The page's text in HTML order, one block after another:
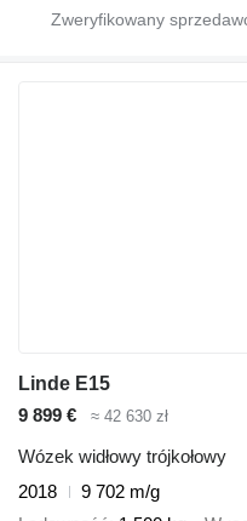
Linde E15
9 899 €
≈ 42 630 zł
Wózek widłowy trójkołowy
2018
9 702 m/g